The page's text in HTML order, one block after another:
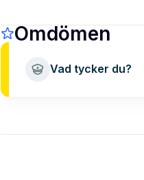
Omdömen
Vad tycker du?